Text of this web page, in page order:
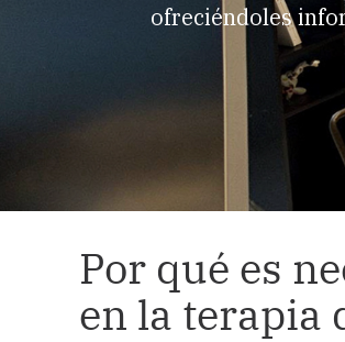
ofreciéndoles
Por qué es
en la terapia